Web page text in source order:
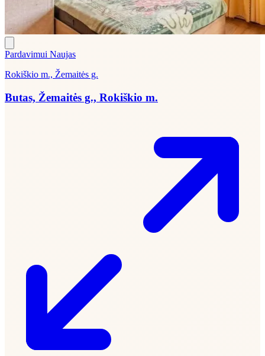
Pardavimui Naujas
Rokiškio m., Žemaitės g.
Butas, Žemaitės g., Rokiškio m.